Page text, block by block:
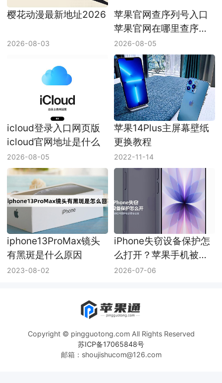
樱花动漫最新地址2026
2026-08-03
苹果官网查序列号入口
苹果官网在哪里查序列
号
2026-08-05
icloud登录入口网页版
icloud官网地址是什么
2026-08-05
苹果14Plus主屏幕壁纸
更换教程
2022-11-14
iphone13ProMax镜头
有黑斑是什么原因
2023-08-02
iPhone失窃设备保护怎
么打开？苹果手机被盗
保护设置方法
2026-07-06
Copyright © pingguotong.com All Rights Reserved
苏ICP备17065848号
邮箱：shoujishucom@126.com